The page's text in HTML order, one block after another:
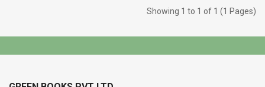
Showing 1 to 1 of 1 (1 Pages)